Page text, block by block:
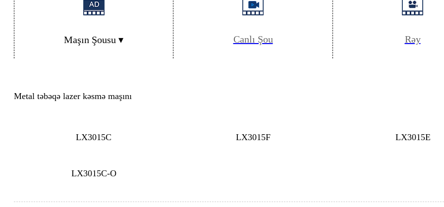
Maşın Şousu ▾ Canlı Şou Rəy
Metal təbəqə lazer kəsmə maşını
LX3015C LX3015F LX3015E
LX3015C-O